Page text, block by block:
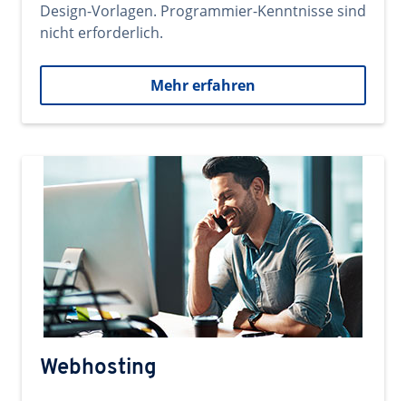
Design-Vorlagen. Programmier-Kenntnisse sind
nicht erforderlich.
Mehr erfahren
Webhosting